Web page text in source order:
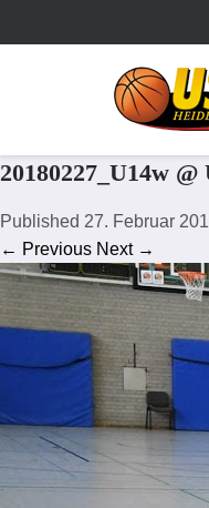
20180227_U14w @
Published 27. Februar
← Previous Next →